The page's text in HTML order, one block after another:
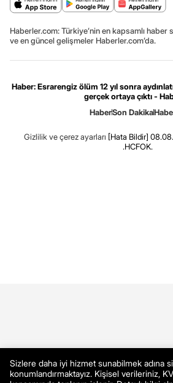
Haberler.com: Türkiye’nin en kapsamlı
ve en güncel gelişmeler Haberler.com’da.
Haber: Esrarengiz ölüm 12 yıl sonra
gerçek ortaya çıktı -
HaberSon Dakika
Gizlilik ve çerez ayarları [Hata Bildir]
.HCFOK.
Sizlere daha iyi hizmet sunabilmek adına
konumlandırmaktayız. Kişisel verileriniz,